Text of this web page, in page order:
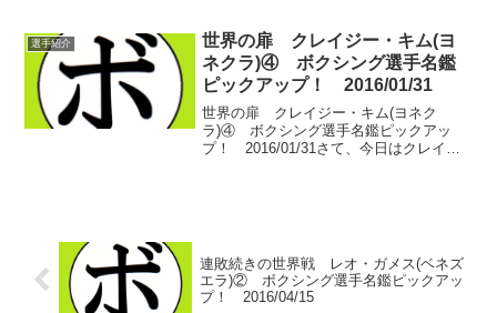
の対決に勝ち残り全勝のまま駆け足で地
域王座...
選手紹介
世界の扉 クレイジー・キム(ヨ
ネクラ)④ ボクシング選手名鑑
ピックアップ！ 2016/01/31
世界の扉 クレイジー・キム(ヨネク
ラ)④ ボクシング選手名鑑ピックアッ
プ！ 2016/01/31さて、今日はクレイジ
連敗続きの世界戦 レオ・ガメス(ベネズ
エラ)② ボクシング選手名鑑ピックアッ
プ！ 2016/04/15